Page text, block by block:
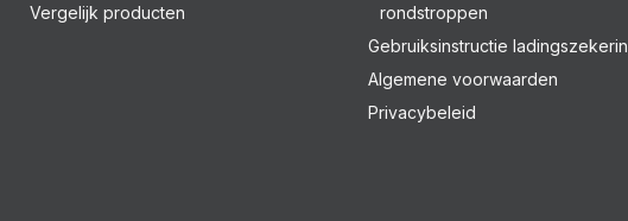
Vergelijk producten
rondstroppen
Gebruiksinstructie
Algemene voorwaarden
Privacybeleid